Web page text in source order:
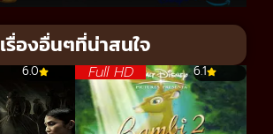
เรื่องอื่นๆที่น่าสนใจ
6.0 Full HD 6.1